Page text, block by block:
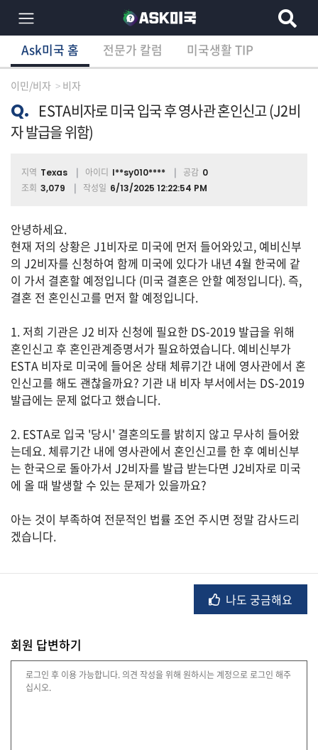
×
분
별
상
담
글
이
민/
비
법
률
주
택/
부
동
산
Ask미국 홈 전문가 칼럼 미국생활 TIP
Ask미국 홈 전문가 칼럼 미국생활 TIP
이민/비자 비자
Q. ESTA비자로 미국 입국 후 영사관 혼인신고 (J2비
자 발급을 위함)
지역 Texas 아이디 l**sy010**** 공감 0
조회 3,079 작성일 6/13/2025 12:22:54 PM
안녕하세요.
현재 저의 상황은 J1비자로 미국에 먼저 들어와있고, 예비신부
의 J2비자를 신청하여 함께 미국에 있다가 내년 4월 한국에 같
이 가서 결혼할 예정입니다 (미국 결혼은 안할 예정입니다). 즉,
결혼 전 혼인신고를 먼저 할 예정입니다.
1. 저희 기관은 J2 비자 신청에 필요한 DS-2019 발급을 위해
혼인신고 후 혼인관계증명서가 필요하였습니다. 예비신부가
ESTA 비자로 미국에 들어온 상태 체류기간 내에 영사관에서 혼
인신고를 해도 괜찮을까요? 기관 내 비자 부서에서는 DS-2019
발급에는 문제 없다고 했습니다.
2. ESTA로 입국 '당시' 결혼의도를 밝히지 않고 무사히 들어왔
는데요. 체류기간 내에 영사관에서 혼인신고를 한 후 예비신부
는 한국으로 돌아가서 J2비자를 발급 받는다면 J2비자로 미국
에 올 때 발생할 수 있는 문제가 있을까요?
아는 것이 부족하여 전문적인 법률 조언 주시면 정말 감사드리
겠습니다.
나도 궁금해요
회원 답변하기